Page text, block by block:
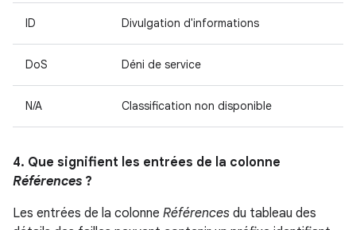
ID Divulgation d'informations
DoS Déni de service
N/A Classification non disponible
4. Que signifient les entrées de la colonne
Références ?
Les entrées de la colonne Références du tableau des